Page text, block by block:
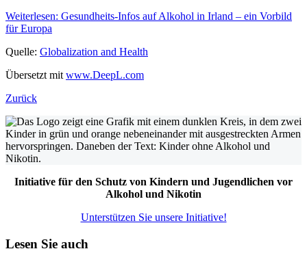
Weiterlesen: Gesundheits-Infos auf Alkohol in Irland – ein Vorbild
für Europa
Quelle: Globalization and Health
Übersetzt mit www.DeepL.com
Zurück
Initiative für den Schutz von Kindern und Jugendlichen vor
Alkohol und Nikotin
Unterstützen Sie unsere Initiative!
Lesen Sie auch